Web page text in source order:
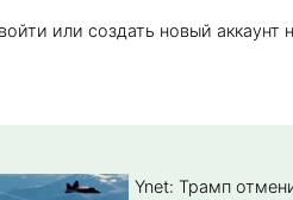
или создать новый аккаунт
Ynet: Трамп